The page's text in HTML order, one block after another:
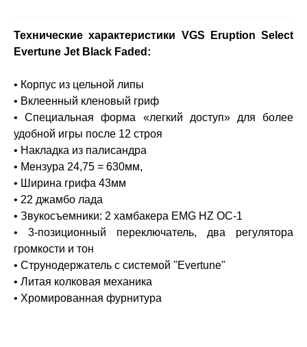
Технические характеристики VGS Eruption Select
Evertune Jet Black Faded:
• Корпус из цельной липы
• Вклеенный кленовый гриф
• Специальная форма «легкий доступ» для более
удобной игры после 12 строя
• Накладка из палисандра
• Мензура 24,75 = 630мм,
• Ширина грифа 43мм
• 22 джамбо лада
• Звукосъемники: 2 хамбакера EMG HZ OC-1
• 3-позиционный переключатель, два регулятора
громкости и тон
• Струнодержатель с системой "Evertune"
• Литая колковая механика
• Хромированная фурнитура